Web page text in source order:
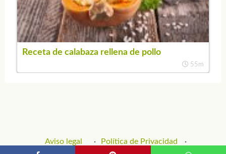
Receta de calabaza rellena de pollo
55m
Aviso legal
Política de Privacidad